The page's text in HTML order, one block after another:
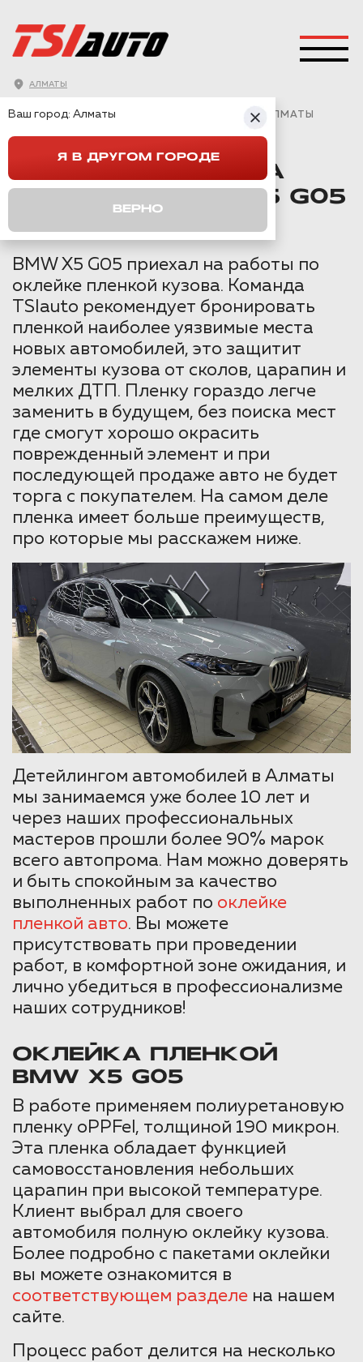
АЛМАТЫ
ПОЛНАЯ ОКЛЕЙКА ПЛЕНКОЙ BMW X5 G05 В АЛМАТЫ
ПОЛНАЯ ОКЛЕЙКА
ПЛЕНКОЙ BMW X5 G05
BMW X5 G05 приехал на работы по
оклейке пленкой кузова. Команда
TSIauto рекомендует бронировать
пленкой наиболее уязвимые места
новых автомобилей, это защитит
элементы кузова от сколов, царапин и
мелких ДТП. Пленку гораздо легче
заменить в будущем, без поиска мест
где смогут хорошо окрасить
поврежденный элемент и при
последующей продаже авто не будет
торга с покупателем. На самом деле
пленка имеет больше преимуществ,
про которые мы расскажем ниже.
Детейлингом автомобилей в Алматы
мы занимаемся уже более 10 лет и
через наших профессиональных
мастеров прошли более 90% марок
всего автопрома. Нам можно доверять
и быть спокойным за качество
выполненных работ по оклейке
пленкой авто. Вы можете
присутствовать при проведении
работ, в комфортной зоне ожидания, и
лично убедиться в профессионализме
наших сотрудников!
ОКЛЕЙКА ПЛЕНКОЙ
BMW X5 G05
В работе применяем полиуретановую
пленку oPPFel, толщиной 190 микрон.
Эта пленка обладает функцией
самовосстановления небольших
царапин при высокой температуре.
Клиент выбрал для своего
автомобиля полную оклейку кузова.
Более подробно с пакетами оклейки
вы можете ознакомится в
соответствующем разделе на нашем
сайте.
Процесс работ делится на несколько
Ваш город: Алматы
Я В ДРУГОМ ГОРОДЕ
ВЕРНО